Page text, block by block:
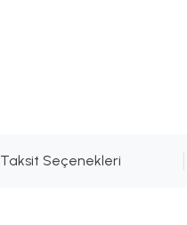
Taksit Seçenekleri